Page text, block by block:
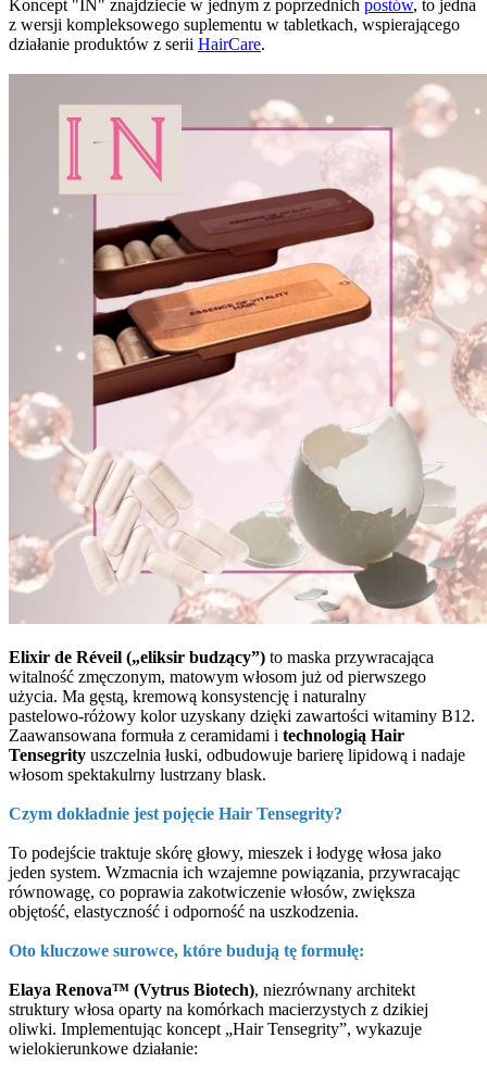
Koncept "IN" znajdziecie w jednym z poprzednich postów, to jedna
z wersji kompleksowego suplementu w tabletkach, wspierającego
działanie produktów z serii HairCare.
Elixir de Réveil („eliksir budzący”) to maska przywracająca
witalność zmęczonym, matowym włosom już od pierwszego
użycia. Ma gęstą, kremową konsystencję i naturalny
pastelowo‑różowy kolor uzyskany dzięki zawartości witaminy B12.
Zaawansowana formuła z ceramidami i technologią Hair
Tensegrity uszczelnia łuski, odbudowuje barierę lipidową i nadaje
włosom spektakulrny lustrzany blask.
Czym dokładnie jest pojęcie Hair Tensegrity?
To podejście traktuje skórę głowy, mieszek i łodygę włosa jako
jeden system. Wzmacnia ich wzajemne powiązania, przywracając
równowagę, co poprawia zakotwiczenie włosów, zwiększa
objętość, elastyczność i odporność na uszkodzenia.
Oto kluczowe surowce, które budują tę formułę:
Elaya Renova™ (Vytrus Biotech), niezrównany architekt
struktury włosa oparty na komórkach macierzystych z dzikiej
oliwki. Implementując koncept „Hair Tensegrity”, wykazuje
wielokierunkowe działanie: